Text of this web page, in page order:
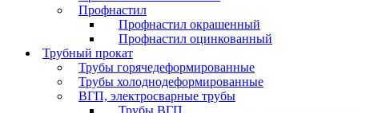
Профнастил
Профнастил окрашенный
Профнастил оцинкованный
Трубный прокат
Трубы горячедеформированные
Трубы холоднодеформированные
ВГП, электросварные трубы
Трубы ВГП